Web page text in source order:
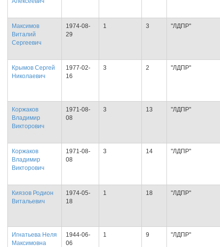
Максимов
Виталий
Сергеевич
1974-08-
29
1 3 "ЛДПР"
Крымов Сергей
Николаевич
1977-02-
16
3 2 "ЛДПР"
Коржаков
Владимир
Викторович
1971-08-
08
3 13 "ЛДПР"
Коржаков
Владимир
Викторович
1971-08-
08
3 14 "ЛДПР"
Киязов Родион
Витальевич
1974-05-
18
1 18 "ЛДПР"
Игнатьева Неля
Максимовна
1944-06-
06
1 9 "ЛДПР"